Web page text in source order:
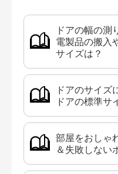
ドアの幅の
電製品の搬入
サイズは？
ドアのサイズ
ドアの標準サ
部屋をおしゃ
＆失敗しない